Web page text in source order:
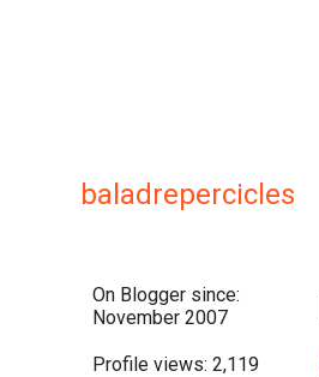
baladrepercicles
On Blogger since:
November 2007
Profile views: 2,119